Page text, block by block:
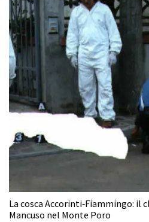
La cosca Accorinti‑Fiammingo: il
Mancuso nel Monte Poro